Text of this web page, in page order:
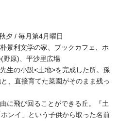
夕 / 毎月第4月曜日
景利文学の家、ブックカフェ、ホ
野原)、平沙里広場
生の小説<土地>を完成した所。孫
、直接育てた菜園がそのまま残っ
に飛び回ることができる丘。『土
ンイ」という子供から取った名前